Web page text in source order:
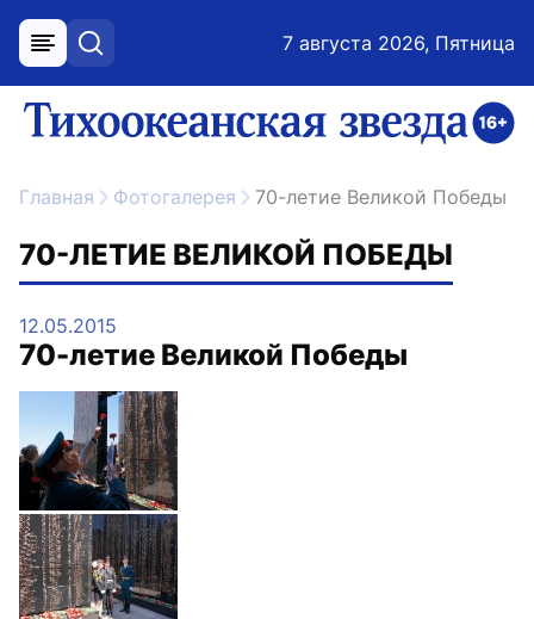
меню поиск 7 августа 2026, Пятница
ссылка на главную
Главная Фотогалерея 70-летие Великой Победы
70-ЛЕТИЕ ВЕЛИКОЙ ПОБЕДЫ
12.05.2015
70-летие Великой Победы